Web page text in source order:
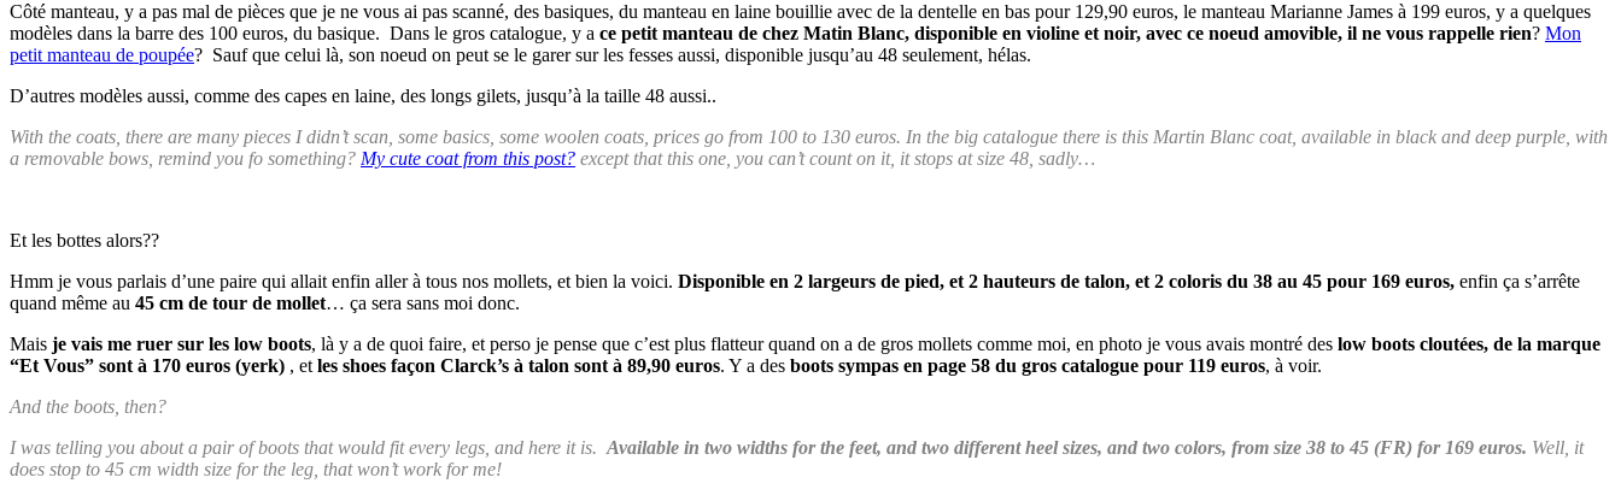
Côté manteau, y a pas mal de pièces que je ne vous ai pas scanné, des basiques, du manteau en laine bouillie avec de la dentelle en bas pour 129,90 euros, le manteau Marianne James à 199 euros, y a quelques
modèles dans la barre des 100 euros, du basique. Dans le gros catalogue, y a ce petit manteau de chez Matin Blanc, disponible en violine et noir, avec ce noeud amovible, il ne vous rappelle rien? Mon
petit manteau de poupée? Sauf que celui là, son noeud on peut se le garer sur les fesses aussi, disponible jusqu’au 48 seulement, hélas.
D’autres modèles aussi, comme des capes en laine, des longs gilets, jusqu’à la taille 48 aussi..
With the coats, there are many pieces I didn’t scan, some basics, some woolen coats, prices go from 100 to 130 euros. In the big catalogue there is this Martin Blanc coat, available in black and deep purple, with
a removable bows, remind you fo something? My cute coat from this post? except that this one, you can’t count on it, it stops at size 48, sadly…
Et les bottes alors??
Hmm je vous parlais d’une paire qui allait enfin aller à tous nos mollets, et bien la voici. Disponible en 2 largeurs de pied, et 2 hauteurs de talon, et 2 coloris du 38 au 45 pour 169 euros, enfin ça s’arrête
quand même au 45 cm de tour de mollet… ça sera sans moi donc.
Mais je vais me ruer sur les low boots, là y a de quoi faire, et perso je pense que c’est plus flatteur quand on a de gros mollets comme moi, en photo je vous avais montré des low boots cloutées, de la marque
“Et Vous” sont à 170 euros (yerk) , et les shoes façon Clarck’s à talon sont à 89,90 euros. Y a des boots sympas en page 58 du gros catalogue pour 119 euros, à voir.
And the boots, then?
I was telling you about a pair of boots that would fit every legs, and here it is. Available in two widths for the feet, and two different heel sizes, and two colors, from size 38 to 45 (FR) for 169 euros. Well, it
does stop to 45 cm width size for the leg, that won’t work for me!